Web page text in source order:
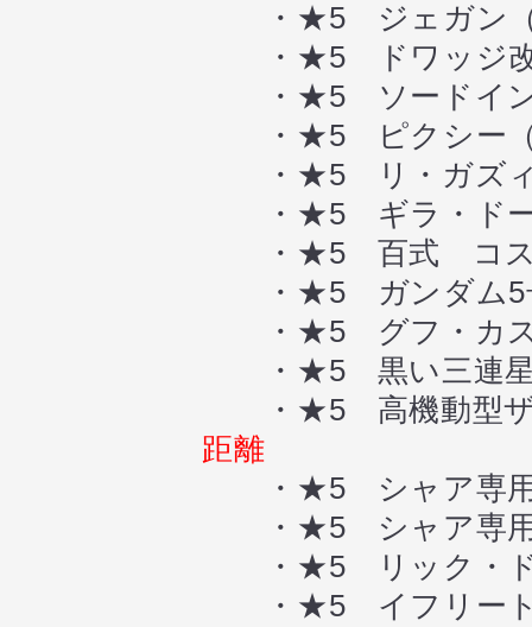
・★5 ジェガン（
・★5 ドワッジ
・★5 ソードイン
・★5 ピクシー（
・★5 リ・ガズ
・★5 ギラ・ドー
・★5 百式 コ
・★5 ガンダム5
・★5 グフ・カ
・★5 黒い三連星
・★5 高機動型ザ
距離
・★5 シャア専
・★5 シャア専
・★5 リック・ド
・★5 イフリー